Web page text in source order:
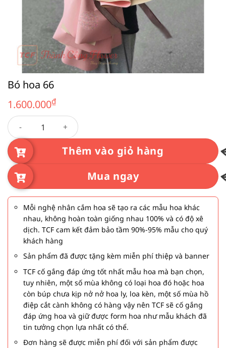
Bó hoa 66
1.600.000₫
Bó hoa 66 số lượng
Thêm vào giỏ hàng
Mua ngay
Mỗi nghệ nhân cắm hoa sẽ tạo ra các mẫu hoa khác
nhau, không hoàn toàn giống nhau 100% và có độ xê
dịch. TCF cam kết đảm bảo tầm 90%-95% mẫu cho quý
khách hàng
Sản phẩm đã được tặng kèm miễn phí thiệp và banner
TCF cố gắng đáp ứng tốt nhất mẫu hoa mà bạn chọn,
tuy nhiên, một số mùa không có loại hoa đó hoặc hoa
còn búp chưa kịp nở nở hoa ly, loa kèn, một số mùa hồ
điệp cắt cành không có hàng vậy nên TCF sẽ cố gắng
đáp ứng hoa và giữ được form hoa như mẫu khách đã
tin tưởng chọn lựa nhất có thể.
Đơn hàng sẽ được miễn phí đối với sản phẩm được